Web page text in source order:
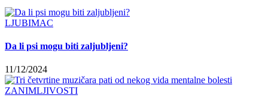
LJUBIMAC
Da li psi mogu biti zaljubljeni?
11/12/2024
ZANIMLJIVOSTI